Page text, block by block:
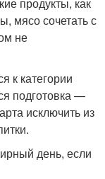
мясо сочетать с
не
к категории
подготовка —
исключить из
день, если